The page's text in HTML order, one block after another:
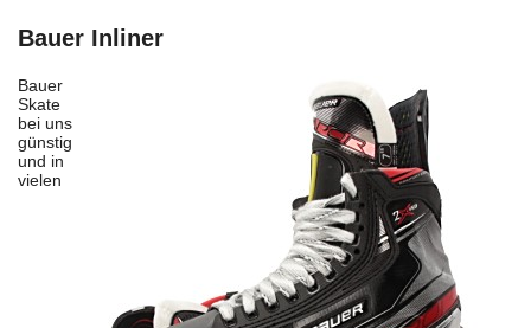
Bauer Inliner
Bauer
Skate
bei uns
günstig
und in
vielen